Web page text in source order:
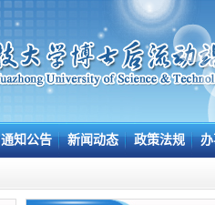
通知公告 新闻动态 政策法规